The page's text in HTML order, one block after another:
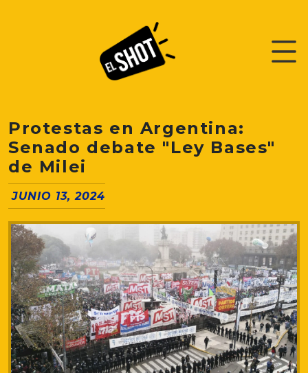
Protestas en Argentina:
Senado debate "Ley Bases"
de Milei
JUNIO 13, 2024